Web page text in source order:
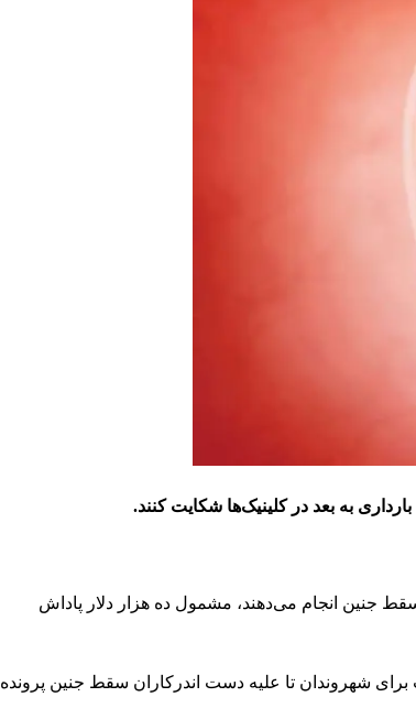
به بعد در کلینیک‌ها شکایت کنند.
جنین انجام می‌دهند، مشمول ده هزار دلار پاداش
شهروندان تا علیه دست اندرکاران سقط جنین پرونده